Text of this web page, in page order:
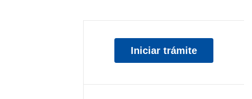
Iniciar trámite